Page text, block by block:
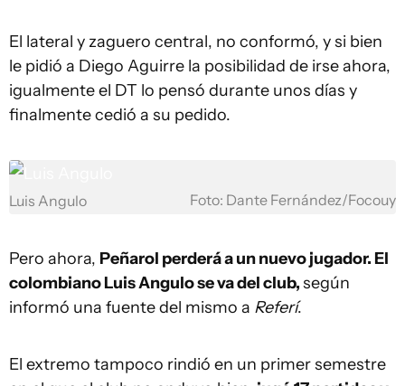
El lateral y zaguero central, no conformó, y si bien
le pidió a Diego Aguirre la posibilidad de irse ahora,
igualmente el DT lo pensó durante unos días y
finalmente cedió a su pedido.
Luis Angulo Foto: Dante Fernández/Focouy
Pero ahora, Peñarol perderá a un nuevo jugador. El
colombiano Luis Angulo se va del club,según
informó una fuente del mismo a Referí.
El extremo tampoco rindió en un primer semestre